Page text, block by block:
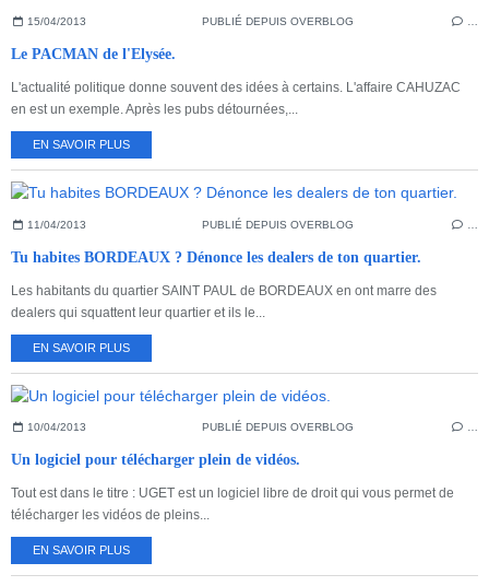
15/04/2013 PUBLIÉ DEPUIS OVERBLOG
Le PACMAN de l'Elysée.
L'actualité politique donne souvent des idées à certains. L'affaire CAHUZAC
en est un exemple. Après les pubs détournées,...
EN SAVOIR PLUS
11/04/2013 PUBLIÉ DEPUIS OVERBLOG
Tu habites BORDEAUX ? Dénonce les dealers de ton quartier.
Les habitants du quartier SAINT PAUL de BORDEAUX en ont marre des
dealers qui squattent leur quartier et ils le...
EN SAVOIR PLUS
10/04/2013 PUBLIÉ DEPUIS OVERBLOG …
Un logiciel pour télécharger plein de vidéos.
Tout est dans le titre : UGET est un logiciel libre de droit qui vous permet de
télécharger les vidéos de pleins...
EN SAVOIR PLUS